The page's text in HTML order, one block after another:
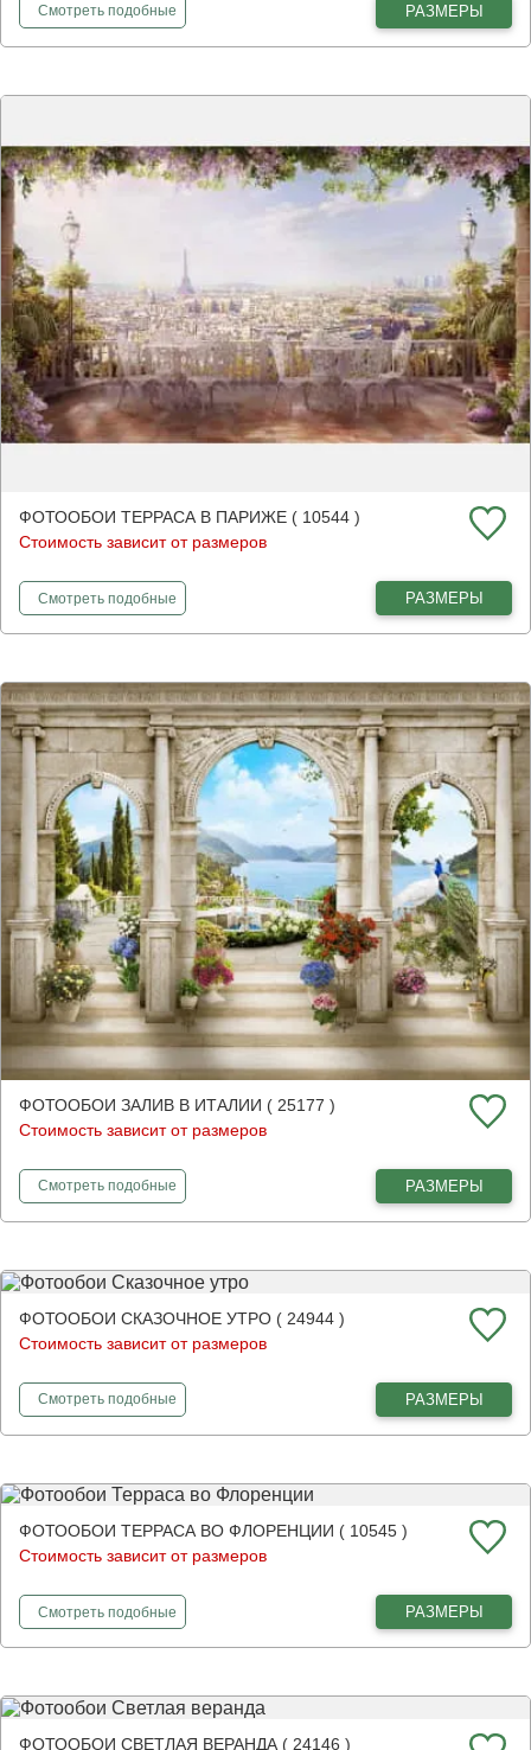
Смотретьфотообои
подобные РАЗМЕРЫ
ФОТООБОИ ТЕРРАСА В ПАРИЖЕ ( 10544 )
Стоимость зависит от размеров
Смотретьфотообои
подобные РАЗМЕРЫ
ФОТООБОИ ЗАЛИВ В ИТАЛИИ ( 25177 )
Стоимость зависит от размеров
Смотретьфотообои
подобные РАЗМЕРЫ
ФОТООБОИ СКАЗОЧНОЕ УТРО ( 24944 )
Стоимость зависит от размеров
Смотретьфотообои
подобные РАЗМЕРЫ
ФОТООБОИ ТЕРРАСА ВО ФЛОРЕНЦИИ ( 10545 )
Стоимость зависит от размеров
Смотретьфотообои
подобные РАЗМЕРЫ
ФОТООБОИ СВЕТЛАЯ ВЕРАНДА ( 24146 )